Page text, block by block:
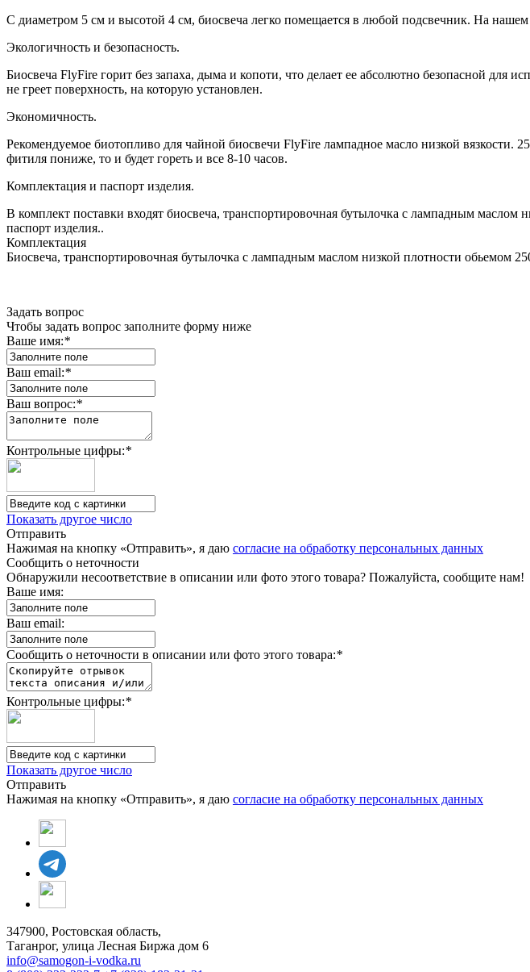
С диаметром 5 см и высотой 4 см, биосвеча легко помещается в любой подсвечник. На
Экологичность и безопасность.
Биосвеча FlyFire горит без запаха, дыма и копоти, что делает ее абсолютно безопасной для
не греет поверхность, на которую установлен.
Экономичность.
Рекомендуемое биотопливо для чайной биосвечи FlyFire лампадное масло низкой вязкости.
фитиля пониже, то и будет гореть и все 8-10 часов.
Комплектация и паспорт изделия.
В комплект поставки входят биосвеча, транспортировочная бутылочка с лампадным
паспорт изделия..
Комплектация
Биосвеча, транспортировочная бутылочка с лампадным маслом низкой плотности обьемом
Задать вопрос
Чтобы задать вопрос заполните форму ниже
Ваше имя:*
Ваш email:*
Ваш вопрос:*
Контрольные цифры:*
Показать другое число
Отправить
Нажимая на кнопку «Отправить», я даю согласие на обработку персональных данных
Сообщить о неточности
Обнаружили несоответствие в описании или фото этого товара? Пожалуйста, сообщите нам!
Ваше имя:
Ваш email:
Сообщить о неточности в описании или фото этого товара:*
Контрольные цифры:*
Показать другое число
Отправить
Нажимая на кнопку «Отправить», я даю согласие на обработку персональных данных
347900, Ростовская область,
Таганрог, улица Лесная Биржа дом 6
info@samogon-i-vodka.ru